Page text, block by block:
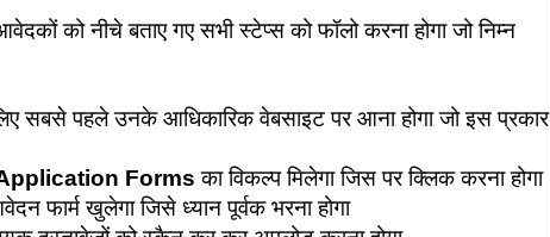
को नीचे बताए गए सभी स्टेप्स को फॉलो करना होगा जो निम्न
सबसे पहले उनके आधिकारिक वेबसाइट पर आना होगा जो इस प्रकार
Forms का विकल्प मिलेगा जिस पर क्लिक करना होगा
खुलेगा जिसे ध्यान पूर्वक भरना होगा